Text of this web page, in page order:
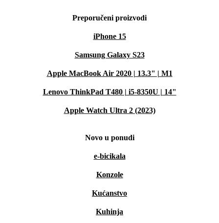
Preporučeni proizvodi
iPhone 15
Samsung Galaxy S23
Apple MacBook Air 2020 | 13.3" | M1
Lenovo ThinkPad T480 | i5-8350U | 14"
Apple Watch Ultra 2 (2023)
Novo u ponudi
e-bicikala
Konzole
Kućanstvo
Kuhinja